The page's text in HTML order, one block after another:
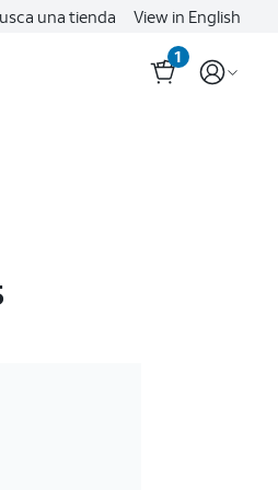
una tienda View in English
1
1 cart item